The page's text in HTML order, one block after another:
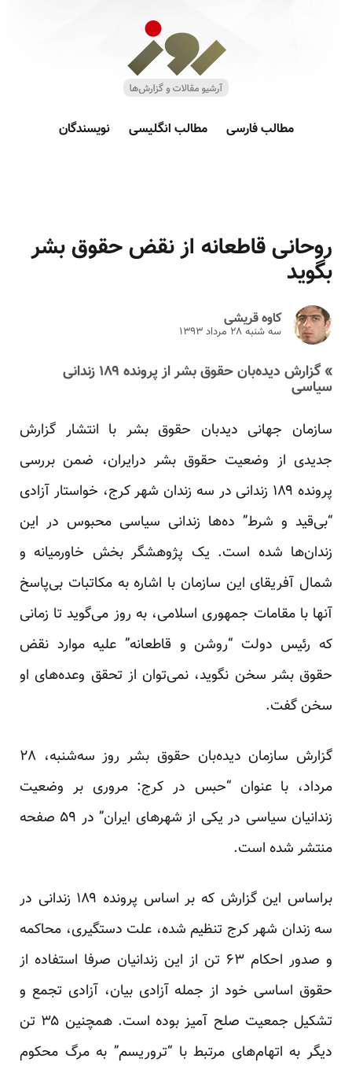
مطالب فارسی مطالب انگلیسی نویسندگان
روحانی قاطعانه از نقض حقوق بشر
بگوید
کاوه قریشی
سه شنبه ۲۸ مرداد ۱۳۹۳
» گزارش دیده‌بان حقوق بشر از پرونده ۱۸۹ زندانی
سیاسی
سازمان جهانی دیدبان حقوق بشر با انتشار گزارش
جدیدی از وضعیت حقوق بشر درایران، ضمن بررسی
پرونده ۱۸۹ زندانی در سه زندان شهر کرج، خواستار آزادی
“بی‌قید و شرط” ده‌ها زندانی سیاسی محبوس در این
زندان‌ها شده است. یک پژوهشگر بخش خاورمیانه و
شمال آفریقای این سازمان با اشاره به مکاتبات بی‌پاسخ
آنها با مقامات جمهوری اسلامی، به روز می‌گوید تا زمانی
که رئیس دولت “روشن و قاطعانه” علیه موارد نقض
حقوق بشر سخن نگوید، نمی‌توان از تحقق وعده‌های او
سخن گفت.
گزارش سازمان دیده‌بان حقوق بشر روز سه‌شنبه، ۲۸
مرداد، با عنوان “حبس در کرج: مروری بر وضعیت
زندانیان سیاسی در یکی از شهرهای ایران” در ۵۹ صفحه
منتشر شده است.
براساس این گزارش که بر اساس پرونده ۱۸۹ زندانی در
سه زندان شهر کرج تنظیم شده، علت دستگیری، محاکمه
و صدور احکام ۶۳ تن از این زندانیان صرفا استفاده از
حقوق اساسی خود از جمله آزادی بیان، آزادی تجمع و
تشکیل جمعیت صلح آمیز بوده است. همچنین ۳۵ تن
دیگر به اتهام‌های مرتبط با “تروریسم” به مرگ محکوم